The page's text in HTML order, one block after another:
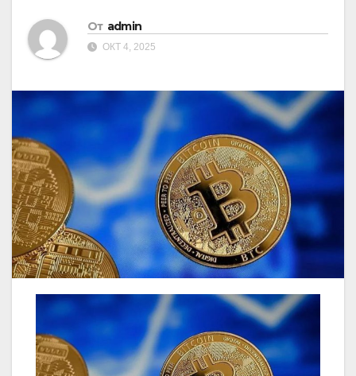
От admin
ОКТ 4, 2025